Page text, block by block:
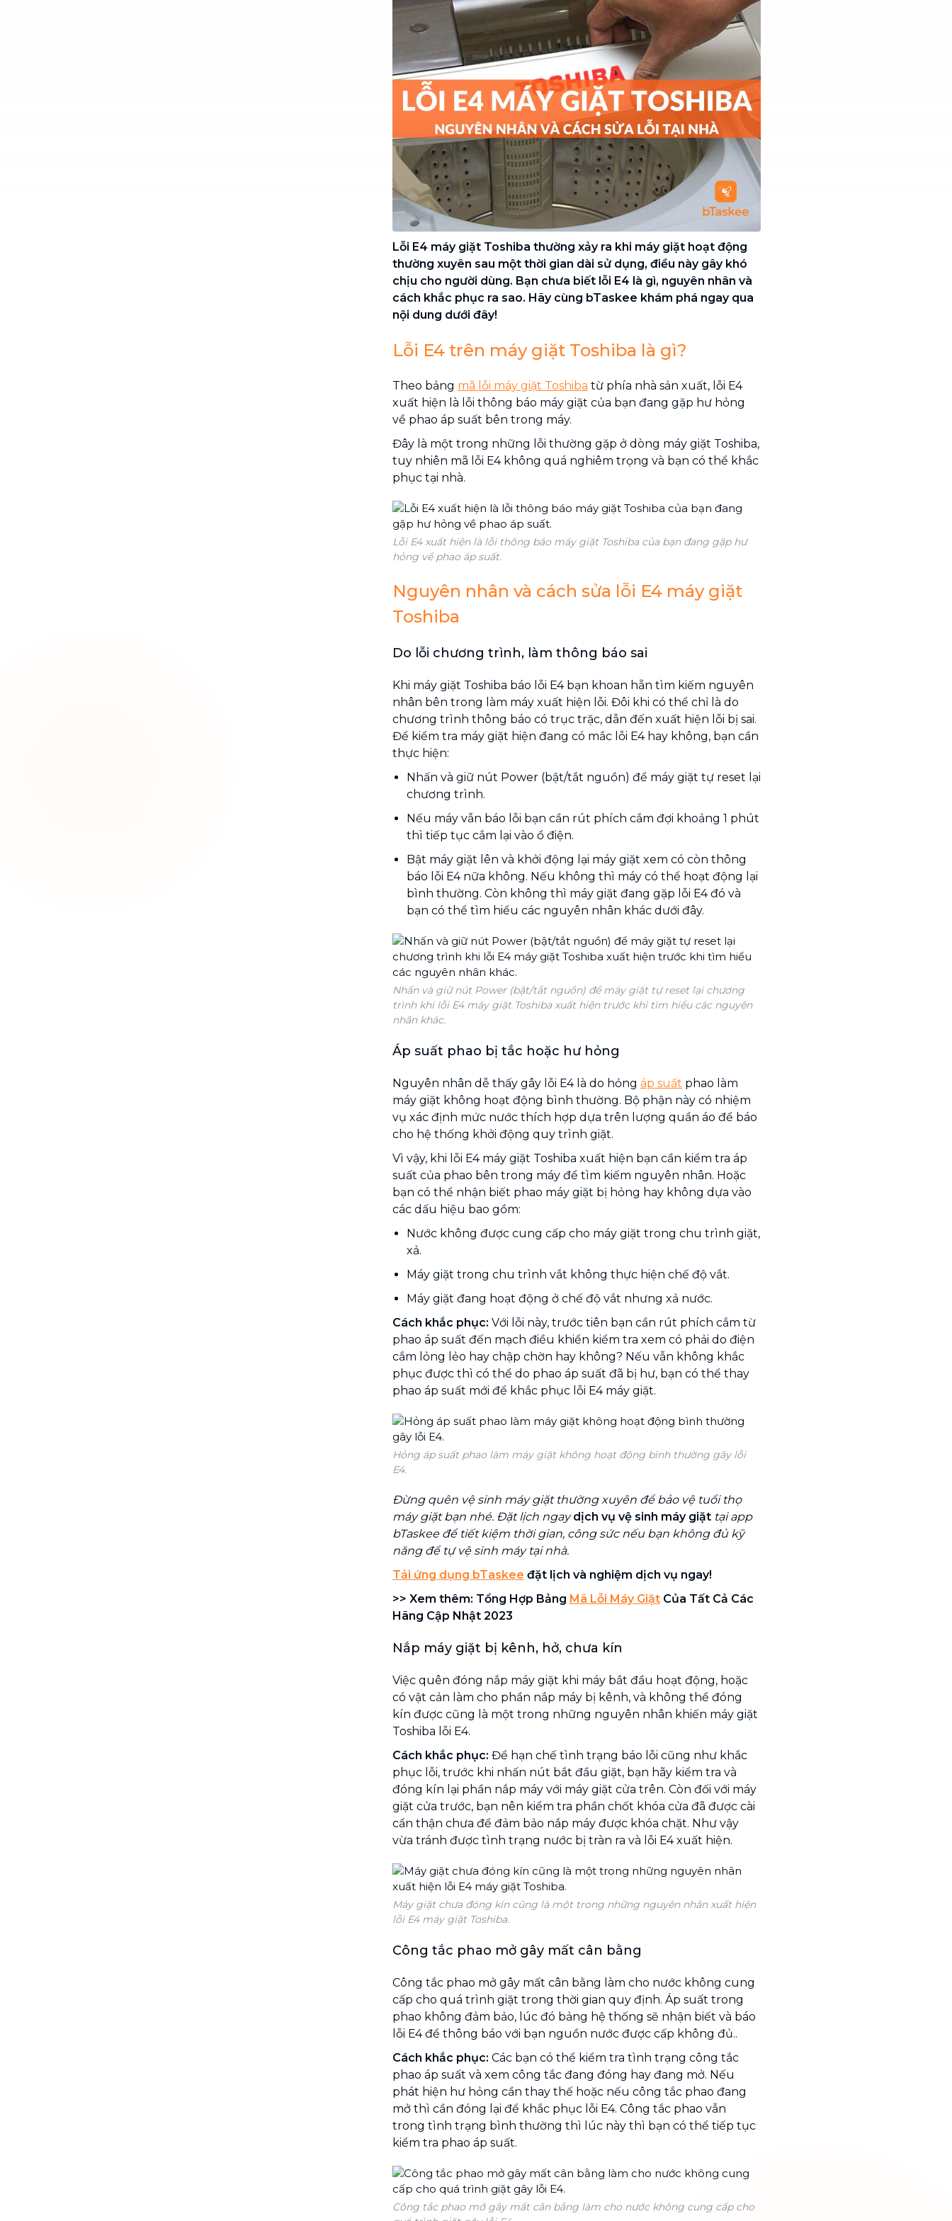
Chuyển nhà trọn gói, không lo dọn
dẹp nơi đi nơi đến
Vệ sinh công nghiệp NEW
Vệ sinh chuyên nghiệp cho văn
phòng, nhà xưởng, công trình lớn
Lỗi E4 máy giặt Toshiba thường xảy ra khi máy giặt hoạt động
thường xuyên sau một thời gian dài sử dụng, điều này gây khó
chịu cho người dùng. Bạn chưa biết lỗi E4 là gì, nguyên nhân và
cách khắc phục ra sao. Hãy cùng bTaskee khám phá ngay qua
nội dung dưới đây!
Lỗi E4 trên máy giặt Toshiba là gì?
Theo bảng mã lỗi máy giặt Toshiba từ phía nhà sản xuất, lỗi E4
xuất hiện là lỗi thông báo máy giặt của bạn đang gặp hư hỏng
về phao áp suất bên trong máy.
Đây là một trong những lỗi thường gặp ở dòng máy giặt Toshiba,
tuy nhiên mã lỗi E4 không quá nghiêm trọng và bạn có thể khắc
phục tại nhà.
Lỗi E4 xuất hiện là lỗi thông báo máy giặt Toshiba của bạn đang gặp hư
hỏng về phao áp suất.
Nguyên nhân và cách sửa lỗi E4 máy giặt
Toshiba
Do lỗi chương trình, làm thông báo sai
Khi máy giặt Toshiba báo lỗi E4 bạn khoan hẵn tìm kiếm nguyên
nhân bên trong làm máy xuất hiện lỗi. Đôi khi có thể chỉ là do
chương trình thông báo có trục trặc, dẫn đến xuất hiện lỗi bị sai.
Để kiểm tra máy giặt hiện đang có mắc lỗi E4 hay không, bạn cần
thực hiện:
Nhấn và giữ nút Power (bật/tắt nguồn) để máy giặt tự reset lại
chương trình.
Nếu máy vẫn báo lỗi bạn cần rút phích cắm đợi khoảng 1 phút
thì tiếp tục cắm lại vào ổ điện.
Bật máy giặt lên và khởi động lại máy giặt xem có còn thông
báo lỗi E4 nữa không. Nếu không thì máy có thể hoạt động lại
bình thường. Còn không thì máy giặt đang gặp lỗi E4 đó và
bạn có thể tìm hiểu các nguyên nhân khác dưới đây.
Nhấn và giữ nút Power (bật/tắt nguồn) để máy giặt tự reset lại chương
trình khi lỗi E4 máy giặt Toshiba xuất hiện trước khi tìm hiểu các nguyên
nhân khác.
Áp suất phao bị tắc hoặc hư hỏng
Nguyên nhân dễ thấy gây lỗi E4 là do hỏng áp suất phao làm
máy giặt không hoạt động bình thường. Bộ phận này có nhiệm
vụ xác định mức nước thích hợp dựa trên lượng quần áo để báo
cho hệ thống khởi động quy trình giặt.
Vì vậy, khi lỗi E4 máy giặt Toshiba xuất hiện bạn cần kiểm tra áp
suất của phao bên trong máy để tìm kiếm nguyên nhân. Hoặc
bạn có thể nhận biết phao máy giặt bị hỏng hay không dựa vào
các dấu hiệu bao gồm:
Nước không được cung cấp cho máy giặt trong chu trình giặt,
xả.
Máy giặt trong chu trình vắt không thực hiện chế độ vắt.
Máy giặt đang hoạt động ở chế độ vắt nhưng xả nước.
Cách khắc phục: Với lỗi này, trước tiên bạn cần rút phích cắm từ
phao áp suất đến mạch điều khiển kiểm tra xem có phải do điện
cắm lỏng lẻo hay chập chờn hay không? Nếu vẫn không khắc
phục được thì có thể do phao áp suất đã bị hư, bạn có thể thay
phao áp suất mới để khắc phục lỗi E4 máy giặt.
Hỏng áp suất phao làm máy giặt không hoạt động bình thường gây lỗi
E4.
Đừng quên vệ sinh máy giặt thường xuyên để bảo vệ tuổi thọ
máy giặt bạn nhé. Đặt lịch ngaydịch vụ vệ sinh máy giặt tại app
bTaskee để tiết kiệm thời gian, công sức nếu bạn không đủ kỹ
năng để tự vệ sinh máy tại nhà.
Tải ứng dụng bTaskee đặt lịch và nghiệm dịch vụ ngay!
>> Xem thêm: Tổng Hợp Bảng Mã Lỗi Máy Giặt Của Tất Cả Các
Hãng Cập Nhật 2023
Nắp máy giặt bị kênh, hở, chưa kín
Việc quên đóng nắp máy giặt khi máy bắt đầu hoạt động, hoặc
có vật cản làm cho phần nắp máy bị kênh, và không thể đóng
kín được cũng là một trong những nguyên nhân khiến máy giặt
Toshiba lỗi E4.
Cách khắc phục: Để hạn chế tình trạng báo lỗi cũng như khắc
phục lỗi, trước khi nhấn nút bắt đầu giặt, bạn hãy kiểm tra và
đóng kín lại phần nắp máy với máy giặt cửa trên. Còn đối với máy
giặt cửa trước, bạn nên kiểm tra phần chốt khóa cửa đã được cài
cẩn thận chưa để đảm bảo nắp máy được khóa chặt. Như vậy
vừa tránh được tình trạng nước bị tràn ra và lỗi E4 xuất hiện.
Máy giặt chưa đóng kín cũng là một trong những nguyên nhân xuất hiện
lỗi E4 máy giặt Toshiba.
Công tắc phao mở gây mất cân bằng
Công tắc phao mở gây mất cân bằng làm cho nước không cung
cấp cho quá trình giặt trong thời gian quy định. Áp suất trong
phao không đảm bảo, lúc đó bảng hệ thống sẽ nhận biết và báo
lỗi E4 để thông báo với bạn nguồn nước được cấp không đủ..
Cách khắc phục: Các bạn có thể kiểm tra tình trạng công tắc
phao áp suất và xem công tắc đang đóng hay đang mở. Nếu
phát hiện hư hỏng cần thay thế hoặc nếu công tắc phao đang
mở thì cần đóng lại để khắc phục lỗi E4. Công tắc phao vẫn
trong tình trạng bình thường thì lúc này thì bạn có thể tiếp tục
kiểm tra phao áp suất.
Công tắc phao mở gây mất cân bằng làm cho nước không cung cấp cho